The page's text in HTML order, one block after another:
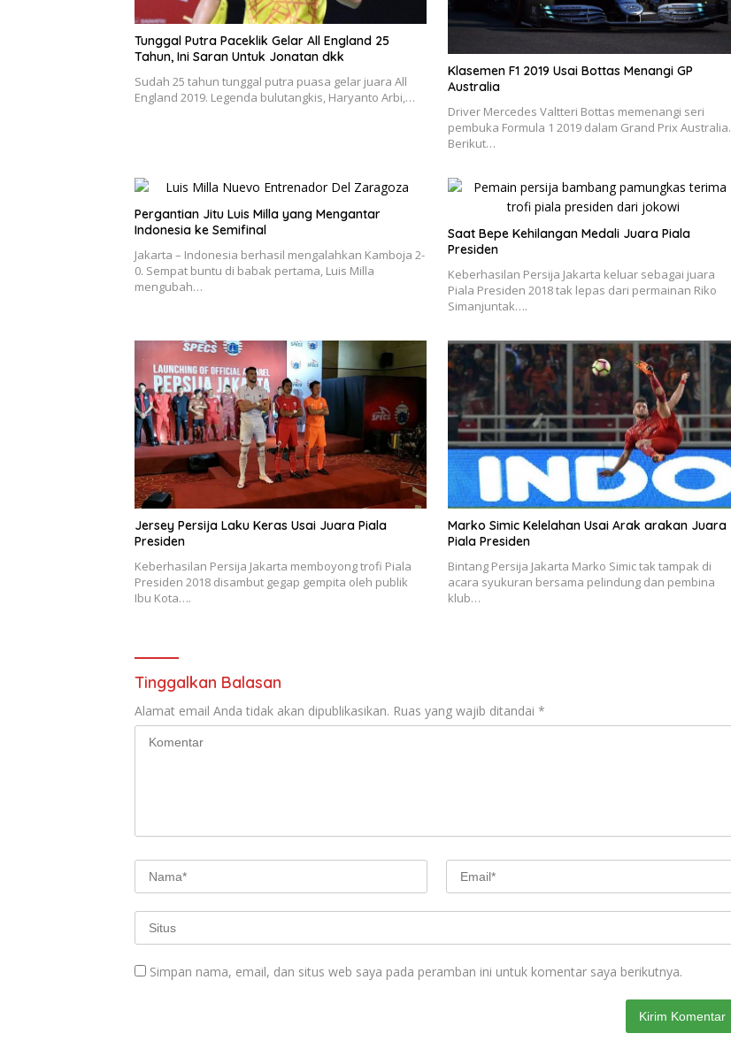
Tunggal Putra Paceklik Gelar All England 25
Tahun, Ini Saran Untuk Jonatan dkk
Sudah 25 tahun tunggal putra puasa gelar juara All
England 2019. Legenda bulutangkis, Haryanto Arbi,…
Klasemen F1 2019 Usai Bottas Menangi GP
Australia
Driver Mercedes Valtteri Bottas memenangi seri
pembuka Formula 1 2019 dalam Grand Prix Australia.
Berikut…
Pergantian Jitu Luis Milla yang Mengantar
Indonesia ke Semifinal
Jakarta – Indonesia berhasil mengalahkan Kamboja 2-
0. Sempat buntu di babak pertama, Luis Milla
mengubah…
Saat Bepe Kehilangan Medali Juara Piala
Presiden
Keberhasilan Persija Jakarta keluar sebagai juara
Piala Presiden 2018 tak lepas dari permainan Riko
Simanjuntak….
Jersey Persija Laku Keras Usai Juara Piala
Presiden
Keberhasilan Persija Jakarta memboyong trofi Piala
Presiden 2018 disambut gegap gempita oleh publik
Ibu Kota….
Marko Simic Kelelahan Usai Arak arakan Juara
Piala Presiden
Bintang Persija Jakarta Marko Simic tak tampak di
acara syukuran bersama pelindung dan pembina
klub…
Tinggalkan Balasan
Alamat email Anda tidak akan dipublikasikan. Ruas yang wajib ditandai *
Simpan nama, email, dan situs web saya pada peramban ini untuk komentar saya berikutnya.